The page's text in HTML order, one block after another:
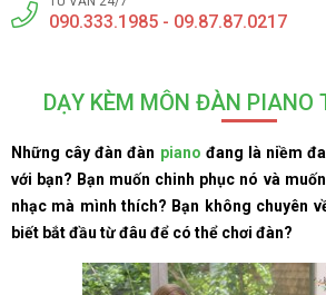
090.333.1985 - 09.87.87.0217
DẠY KÈM MÔN ĐÀN PIANO
Những cây đàn đàn piano đang là niềm
với bạn? Bạn muốn chinh phục nó và
nhạc mà mình thích? Bạn không chuyên
biết bắt đầu từ đâu để có thể chơi đàn?